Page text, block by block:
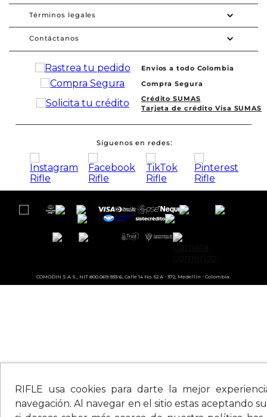
RIFLE usa cookies para darte la mejor
navegación. Al navegar en el sitio estas aceptando
Términos legales
Contáctanos
Envios a todo Colombia
Compra Segura
Crédito SUMAS
Tarjeta de crédito Visa SUMAS
Síguenos en redes
COMODIN S.A.S., NIT 800.069.933-6, Calle 14 No. 52 A - 372, Medellín - Colombia.